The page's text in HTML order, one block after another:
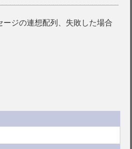
ージの連想配列、失敗した場合